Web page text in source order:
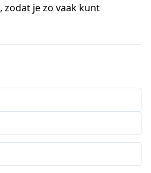
, zodat je zo vaak kunt